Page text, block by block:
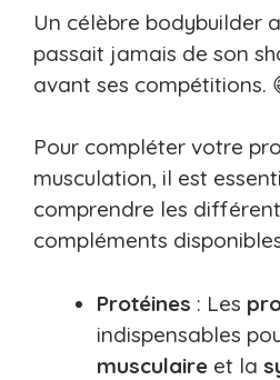
Un célèbre bodybuilder
passait jamais de son
avant ses compétitions.
Pour compléter votre
musculation, il est
comprendre les
compléments
Protéines : Les
indispensables
musculaire et la